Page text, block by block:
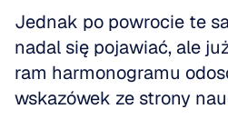
Jednak po powrocie te
nadal się pojawiać, ale
ram harmonogramu
wskazówek ze strony